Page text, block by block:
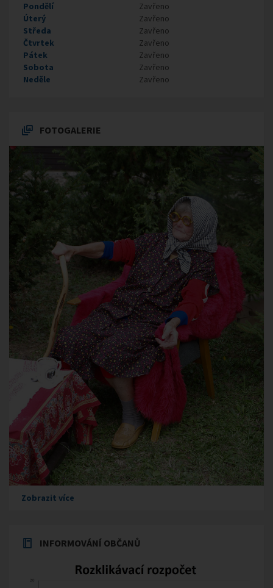
Pondělí
Zavřeno
Úterý
Zavřeno
Středa
Zavřeno
Čtvrtek
Zavřeno
Pátek
Zavřeno
Sobota
Zavřeno
Neděle
Zavřeno
FOTOGALERIE
Zobrazit více
INFORMOVÁNÍ OBČANŮ